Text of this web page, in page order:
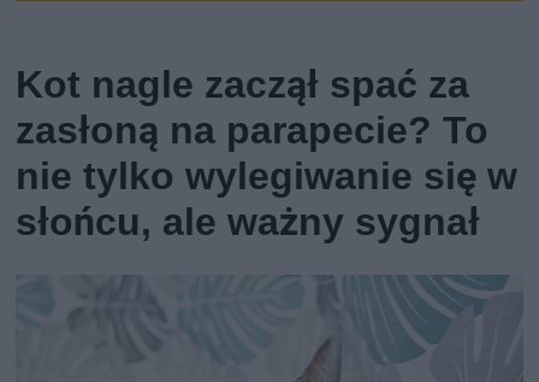
Kot nagle zaczął spać za
zasłoną na parapecie? To
nie tylko wylegiwanie się w
słońcu, ale ważny sygnał